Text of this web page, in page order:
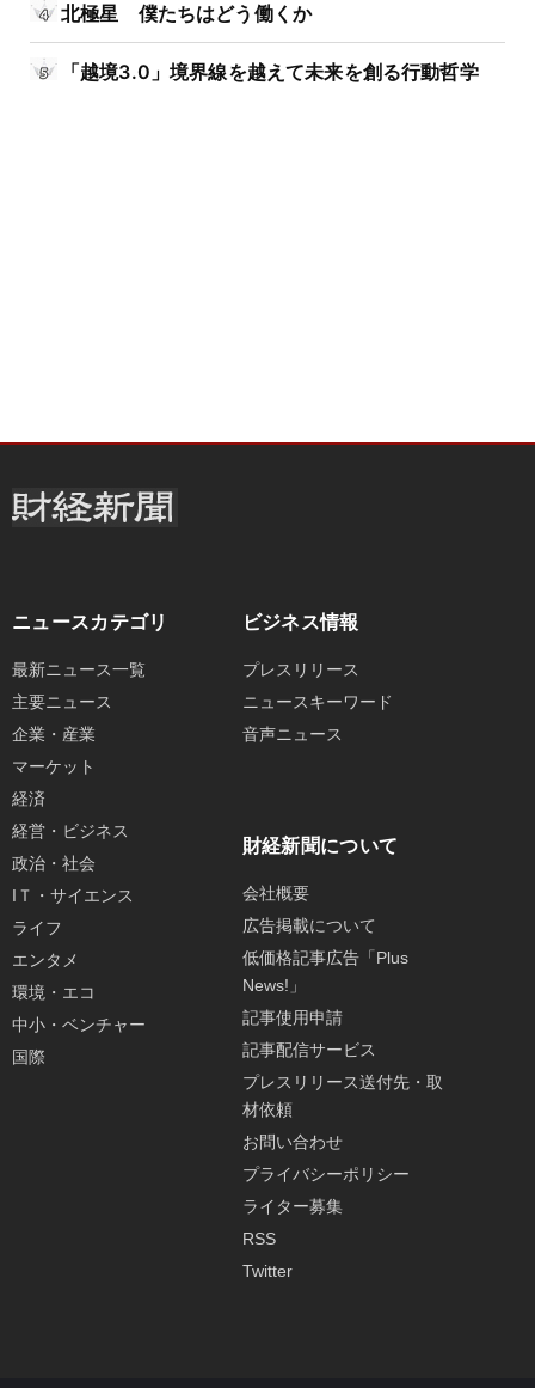
北極星 僕たちはどう働くか
「越境3.0」境界線を越えて未来を創る行動哲学
ニュースカテゴリ
最新ニュース一覧
主要ニュース
企業・産業
マーケット
経済
経営・ビジネス
政治・社会
IＴ・サイエンス
ライフ
エンタメ
環境・エコ
中小・ベンチャー
国際
ビジネス情報
プレスリリース
ニュースキーワード
音声ニュース
財経新聞について
会社概要
広告掲載について
低価格記事広告「Plus
News!」
記事使用申請
記事配信サービス
プレスリリース送付先・取
材依頼
お問い合わせ
プライバシーポリシー
ライター募集
RSS
Twitter